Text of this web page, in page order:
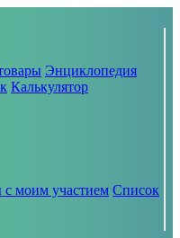
Энциклопедия
Калькулятор
моим участием Список